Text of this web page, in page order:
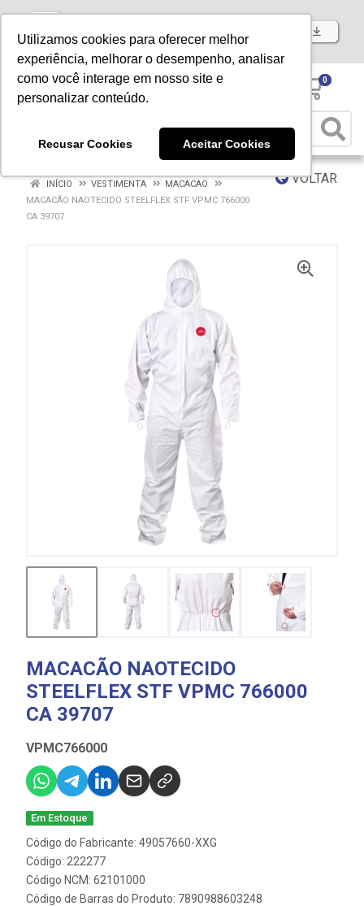
Utilizamos cookies para oferecer melhor
experiência, melhorar o desempenho, analisar
como você interage em nosso site e
personalizar conteúdo.
Recusar Cookies Aceitar Cookies
Baixe já nosso APP
0
VOLTAR
INÍCIO VESTIMENTA
MACACAO
MACACÃO NAOTECIDO STEELFLEX STF VPMC 766000
CA 39707
MACACÃO NAOTECIDO
STEELFLEX STF VPMC 766000
CA 39707
VPMC766000
Em Estoque
Código do Fabricante: 49057660-XXG
Código: 222277
Código NCM: 62101000
Código de Barras do Produto: 7890988603248